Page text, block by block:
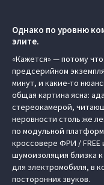
Однако по уровню
элите.
«Кажется» — потому
предсерийном
минут, и какие-то
общая картина ясна:
стереокамерой,
неровности столь же
по модульной
кроссовере ФРИ / FREE
шумоизоляция близка
для электромобиля, в
посторонних звуков.